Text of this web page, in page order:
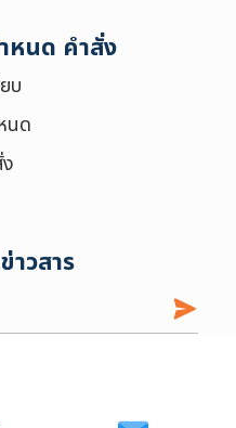
หนด คำสั่ง
บ
นด
วสาร